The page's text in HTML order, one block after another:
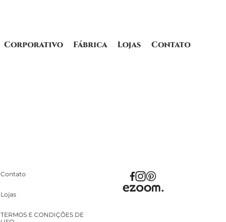
Corporativo Fábrica Lojas Contato
Contato
Lojas
TERMOS E CONDIÇÕES DE